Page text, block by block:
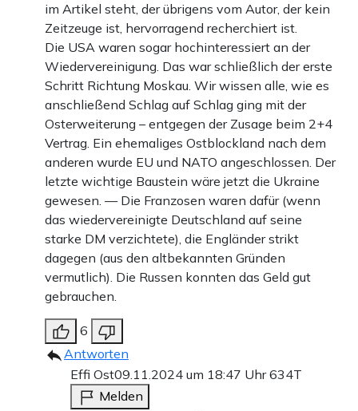
denkt, soll auch bedenken, was danach kam und wem wir
die Einheit zu verdanken haben. Kohl ergriff den Mantel
der Geschichte – dass in diesem Moment ein deutscher
Patriot die Geschicke bestimmen konnte, war ein
historischer Glücksfall. Viele meinen heute hämisch,
Kohl wäre nur zur richtigen Zeit am richtigen Ort
gewesen. Aber die Wiedervereinigung ist ihm nicht
einfach so zugefallen – wäre gerade er nicht zur richtigen
Zeit am richtigen Ort gewesen, hätte alles anders
kommen können. Grüne und SPD protestierten gegen die
Deutsche Einheit: wäre es nach ihnen gegangen, die
Deutschen wären heute noch in zwei Staaten geteilt.
Zu den Kommentaren (251)
im Artikel steht, der übrigens vom Autor, der kein
Zeitzeuge ist, hervorragend recherchiert ist.
Die USA waren sogar hochinteressiert an der
Wiedervereinigung. Das war schließlich der erste
Schritt Richtung Moskau. Wir wissen alle, wie es
anschließend Schlag auf Schlag ging mit der
Osterweiterung – entgegen der Zusage beim 2+4
Vertrag. Ein ehemaliges Ostblockland nach dem
anderen wurde EU und NATO angeschlossen. Der
letzte wichtige Baustein wäre jetzt die Ukraine
gewesen. — Die Franzosen waren dafür (wenn
das wiedervereinigte Deutschland auf seine
starke DM verzichtete), die Engländer strikt
dagegen (aus den altbekannten Gründen
vermutlich). Die Russen konnten das Geld gut
gebrauchen.
6
Antworten
Effi Ost09.11.2024 um 18:47 Uhr634T
Melden